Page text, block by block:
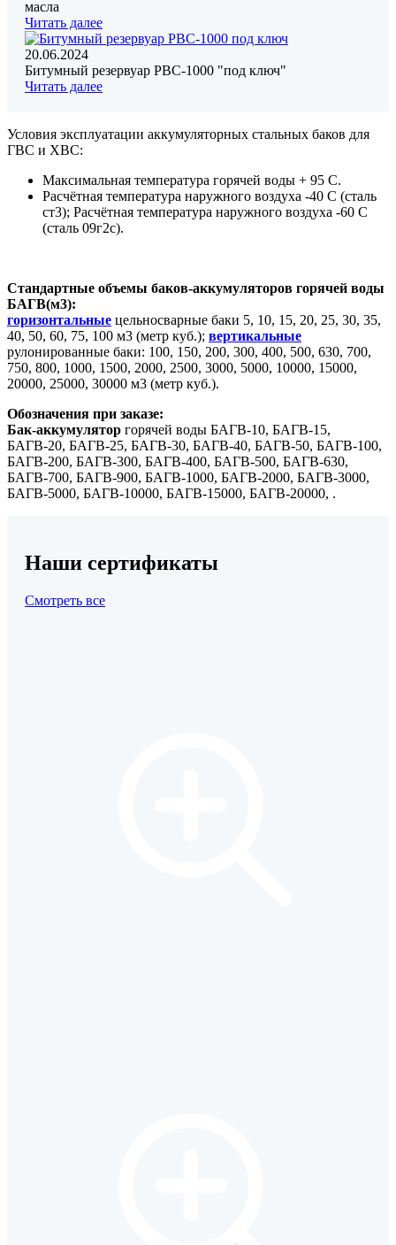
масла
Читать далее
20.06.2024
Битумный резервуар РВС-1000 "под ключ"
Читать далее
Условия эксплуатации аккумуляторных стальных баков для
ГВС и ХВС:
Максимальная температура горячей воды + 95 С.
Расчётная температура наружного воздуха -40 С (сталь
ст3); Расчётная температура наружного воздуха -60 С
(сталь 09г2с).
Стандартные объемы баков-аккумуляторов горячей воды
БАГВ(м3):
горизонтальные цельносварные баки 5, 10, 15, 20, 25, 30, 35,
40, 50, 60, 75, 100 м3 (метр куб.); вертикальные
рулонированные баки: 100, 150, 200, 300, 400, 500, 630, 700,
750, 800, 1000, 1500, 2000, 2500, 3000, 5000, 10000, 15000,
20000, 25000, 30000 м3 (метр куб.).
Обозначения при заказе:
Бак-аккумулятор горячей воды БАГВ-10, БАГВ-15,
БАГВ-20, БАГВ-25, БАГВ-30, БАГВ-40, БАГВ-50, БАГВ-100,
БАГВ-200, БАГВ-300, БАГВ-400, БАГВ-500, БАГВ-630,
БАГВ-700, БАГВ-900, БАГВ-1000, БАГВ-2000, БАГВ-3000,
БАГВ-5000, БАГВ-10000, БАГВ-15000, БАГВ-20000, .
Наши сертификаты
Смотреть все